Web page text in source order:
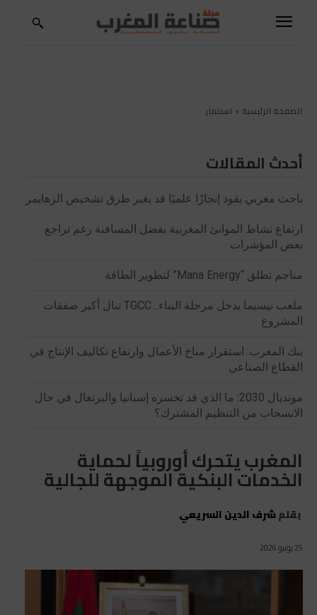
الصفحة الرئيسية استثمار
أحدث المقالات
باحث مغربي يقود إنجازًا علميًا قد يغير طرق تشخيص الزهايمر
ارتفاع نشاط الموانئ المغربية بفضل المسافنة رغم تراجع
بعض المؤشرات
مناجم تطلق “Mana Energy” لتطوير الطاقة
ملعب تيسيما يدخل مرحلة البناء.. TGCC تنال أكبر صفقات
المشروع
بنك المغرب: استقرار مناخ الأعمال وارتفاع تكاليف الإنتاج في
القطاع الصناعي
مونديال 2030: ما الذي قد تخسره إسبانيا والبرتغال في حال
الانسحاب من التنظيم المشترك؟
المغرب يتحرك أوروبياً لحماية
الخدمات البنكية الموجهة للجالية
بقلمشرف الدين السريعي
25 يونيو 2026